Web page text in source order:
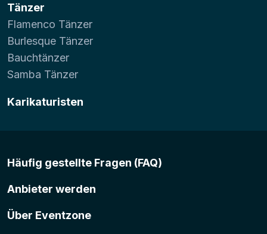
Tänzer
Flamenco Tänzer
Burlesque Tänzer
Bauchtänzer
Samba Tänzer
Karikaturisten
Häufig gestellte Fragen (FAQ)
Anbieter werden
Über Eventzone